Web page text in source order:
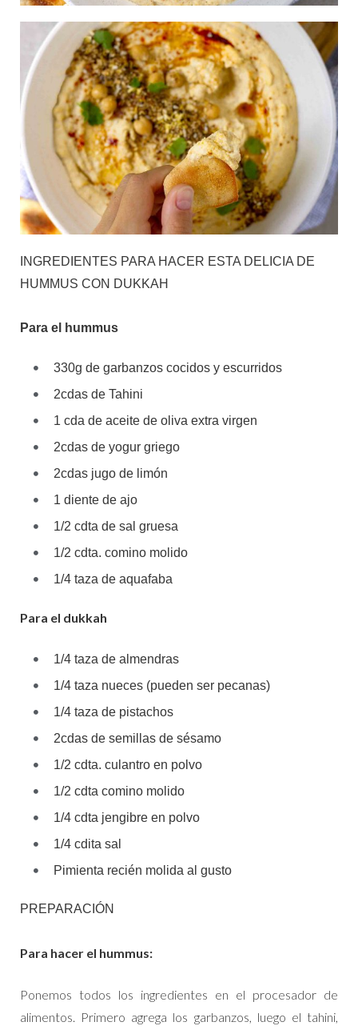
INGREDIENTES PARA HACER ESTA DELICIA DE
HUMMUS CON DUKKAH
Para el hummus
330g de garbanzos cocidos y escurridos
2cdas de Tahini
1 cda de aceite de oliva extra virgen
2cdas de yogur griego
2cdas jugo de limón
1 diente de ajo
1/2 cdta de sal gruesa
1/2 cdta. comino molido
1/4 taza de aquafaba
Para el dukkah
1/4 taza de almendras
1/4 taza nueces (pueden ser pecanas)
1/4 taza de pistachos
2cdas de semillas de sésamo
1/2 cdta. culantro en polvo
1/2 cdta comino molido
1/4 cdta jengibre en polvo
1/4 cdita sal
Pimienta recién molida al gusto
PREPARACIÓN
Para hacer el hummus:
Ponemos todos los ingredientes en el procesador de
alimentos. Primero agrega los garbanzos, luego el tahini,